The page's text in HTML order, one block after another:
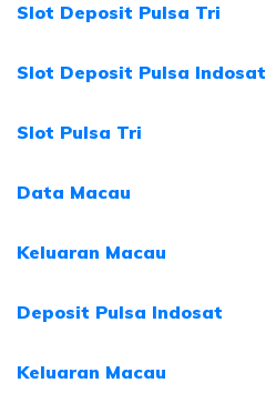
Slot Deposit Pulsa Tri
Slot Deposit Pulsa Indosat
Slot Pulsa Tri
Data Macau
Keluaran Macau
Deposit Pulsa Indosat
Keluaran Macau